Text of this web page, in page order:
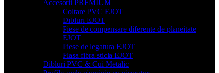
Accesorii PREMIUM
Coltare PVC EJOT
Dibluri EJOT
Piese de compensare diferente de planeitate
EJOT
Piese de legatura EJOT
Plasa fibra sticla EJOT
Dibluri PVC & Cui Metalic